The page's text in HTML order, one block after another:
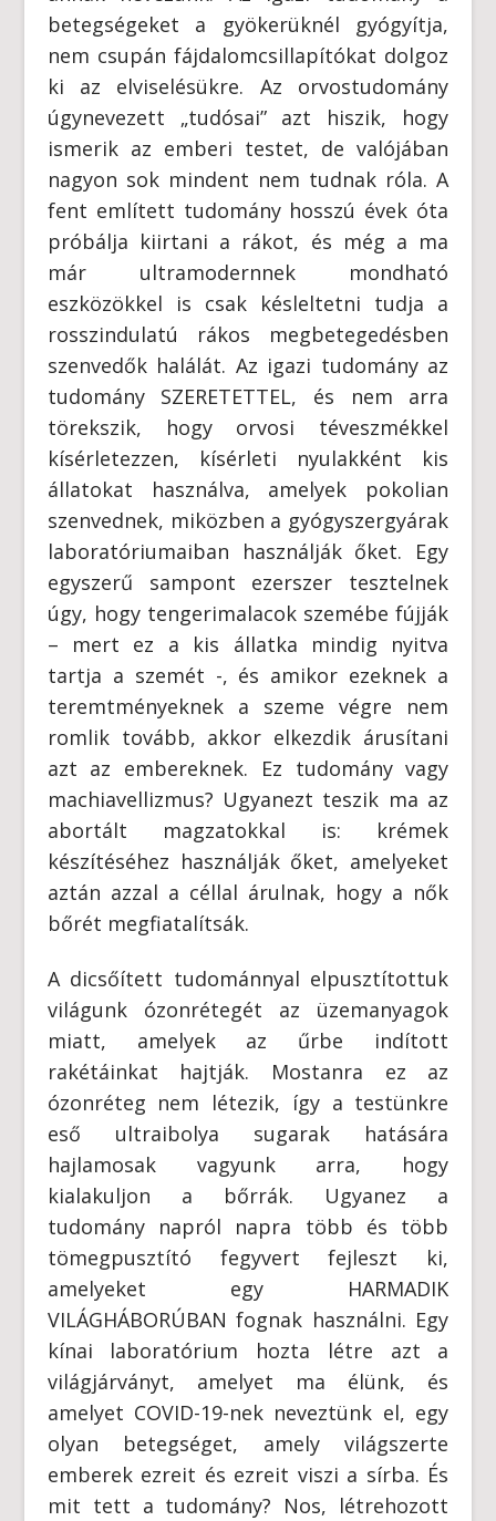
betegségeket a gyökerüknél gyógyítja,
nem csupán fájdalomcsillapítókat dolgoz
ki az elviselésükre. Az orvostudomány
úgynevezett „tudósai” azt hiszik, hogy
ismerik az emberi testet, de valójában
nagyon sok mindent nem tudnak róla. A
fent említett tudomány hosszú évek óta
próbálja kiirtani a rákot, és még a ma
már ultramodernnek mondható
eszközökkel is csak késleltetni tudja a
rosszindulatú rákos megbetegedésben
szenvedők halálát. Az igazi tudomány az
tudomány SZERETETTEL, és nem arra
törekszik, hogy orvosi téveszmékkel
kísérletezzen, kísérleti nyulakként kis
állatokat használva, amelyek pokolian
szenvednek, miközben a gyógyszergyárak
laboratóriumaiban használják őket. Egy
egyszerű sampont ezerszer tesztelnek
úgy, hogy tengerimalacok szemébe fújják
– mert ez a kis állatka mindig nyitva
tartja a szemét -, és amikor ezeknek a
teremtményeknek a szeme végre nem
romlik tovább, akkor elkezdik árusítani
azt az embereknek. Ez tudomány vagy
machiavellizmus? Ugyanezt teszik ma az
abortált magzatokkal is: krémek
készítéséhez használják őket, amelyeket
aztán azzal a céllal árulnak, hogy a nők
bőrét megfiatalítsák.
A dicsőített tudománnyal elpusztítottuk
világunk ózonrétegét az üzemanyagok
miatt, amelyek az űrbe indított
rakétáinkat hajtják. Mostanra ez az
ózonréteg nem létezik, így a testünkre
eső ultraibolya sugarak hatására
hajlamosak vagyunk arra, hogy
kialakuljon a bőrrák. Ugyanez a
tudomány napról napra több és több
tömegpusztító fegyvert fejleszt ki,
amelyeket egy HARMADIK
VILÁGHÁBORÚBAN fognak használni. Egy
kínai laboratórium hozta létre azt a
világjárványt, amelyet ma élünk, és
amelyet COVID-19-nek neveztünk el, egy
olyan betegséget, amely világszerte
emberek ezreit és ezreit viszi a sírba. És
mit tett a tudomány? Nos, létrehozott